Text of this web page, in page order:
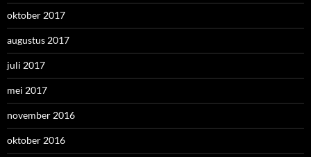
oktober 2017
augustus 2017
juli 2017
mei 2017
november 2016
oktober 2016